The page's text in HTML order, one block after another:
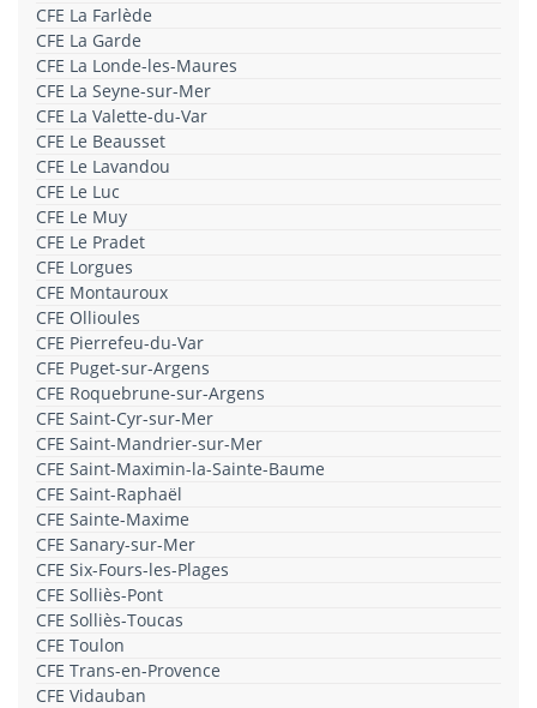
CFE La Farlède
CFE La Garde
CFE La Londe-les-Maures
CFE La Seyne-sur-Mer
CFE La Valette-du-Var
CFE Le Beausset
CFE Le Lavandou
CFE Le Luc
CFE Le Muy
CFE Le Pradet
CFE Lorgues
CFE Montauroux
CFE Ollioules
CFE Pierrefeu-du-Var
CFE Puget-sur-Argens
CFE Roquebrune-sur-Argens
CFE Saint-Cyr-sur-Mer
CFE Saint-Mandrier-sur-Mer
CFE Saint-Maximin-la-Sainte-Baume
CFE Saint-Raphaël
CFE Sainte-Maxime
CFE Sanary-sur-Mer
CFE Six-Fours-les-Plages
CFE Solliès-Pont
CFE Solliès-Toucas
CFE Toulon
CFE Trans-en-Provence
CFE Vidauban